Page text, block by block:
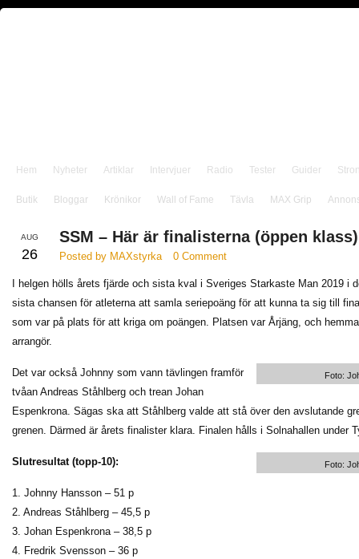
Hem Nyheter Artiklar Intervjuer Radio Tester Guider
Butik Bloggar Krönikor Wall of Fame Tävla MAX Grip
AUG
26
SSM – Här är finalisterna (öppen klass)
Posted by MAXstyrka 0 Comment
I helgen hölls årets fjärde och sista kval i Sveriges Starkaste Man 2019 i
sista chansen för atleterna att samla seriepoäng för att kunna ta sig till
som var på plats för att kriga om poängen. Platsen var Årjäng, och
arrangör.
Foto:
Det var också Johnny som vann tävlingen framför
tvåan Andreas Ståhlberg och trean Johan
Espenkrona. Sägas ska att Ståhlberg valde att stå över den avslutande
grenen. Därmed är årets finalister klara. Finalen hålls i Solnahallen under
Foto:
Slutresultat (topp-10):
1. Johnny Hansson – 51 p
2. Andreas Ståhlberg – 45,5 p
3. Johan Espenkrona – 38,5 p
4. Fredrik Svensson – 36 p